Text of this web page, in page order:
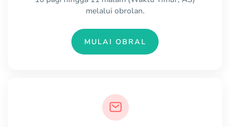
melalui obrolan.
MULAI OBRAL